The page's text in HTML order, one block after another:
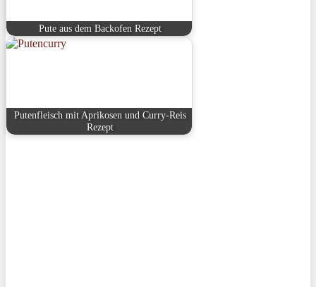
Pute aus dem Backofen Rezept
Putenfleisch mit Aprikosen und Curry-Reis
Rezept